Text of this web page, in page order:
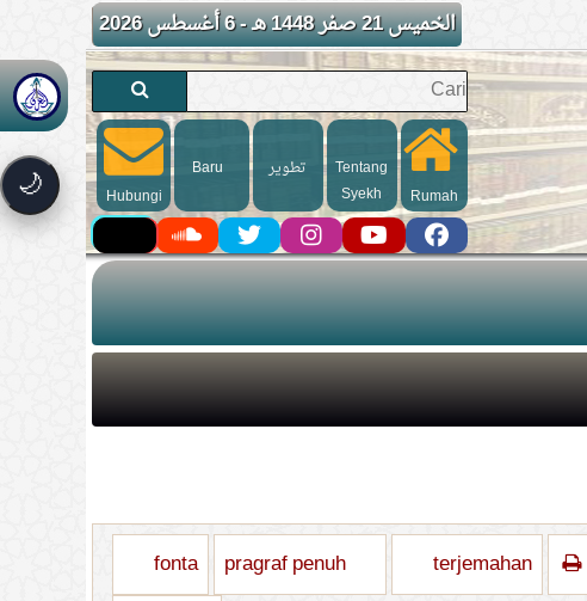
الخميس 21 صفر 1448 هـ - 6 أغسطس 2026
🌙 Rumah
Tentang
Syekh
تطوير
Hubungi
kami
terjemahan
pragraf penuh
fonta